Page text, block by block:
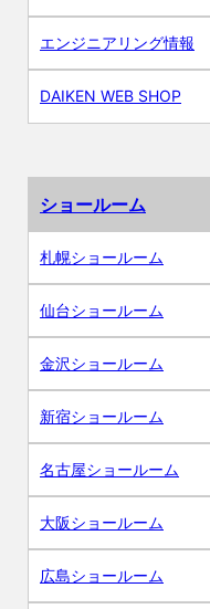
エンジニアリング情報
DAIKEN WEB SHOP
ショールーム
札幌ショールーム
仙台ショールーム
金沢ショールーム
新宿ショールーム
名古屋ショールーム
大阪ショールーム
広島ショールーム